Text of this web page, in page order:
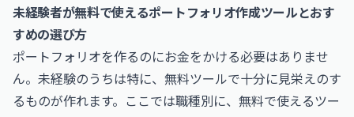
未経験者が無料で使えるポートフォリオ作成ツールとおす
すめの選び方
ポートフォリオを作るのにお金をかける必要はありませ
ん。未経験のうちは特に、無料ツールで十分に見栄えのす
るものが作れます。ここでは職種別に、無料で使えるツー